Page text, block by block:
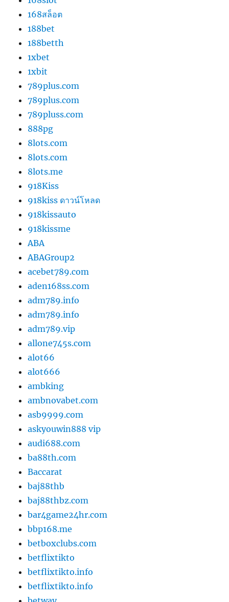
168สล็อต
188bet
188betth
1xbet
1xbit
789plus.com
789plus.com
789pluss.com
888pg
8lots.com
8lots.com
8lots.me
918Kiss
918kiss ดาวน์โหลด
918kissauto
918kissme
ABA
ABAGroup2
acebet789.com
aden168ss.com
adm789.info
adm789.info
adm789.vip
allone745s.com
alot66
alot666
ambking
ambnovabet.com
asb9999.com
askyouwin888 vip
audi688.com
ba88th.com
Baccarat
baj88thb
baj88thbz.com
bar4game24hr.com
bbp168.me
betboxclubs.com
betflixtikto
betflixtikto.info
betflixtikto.info